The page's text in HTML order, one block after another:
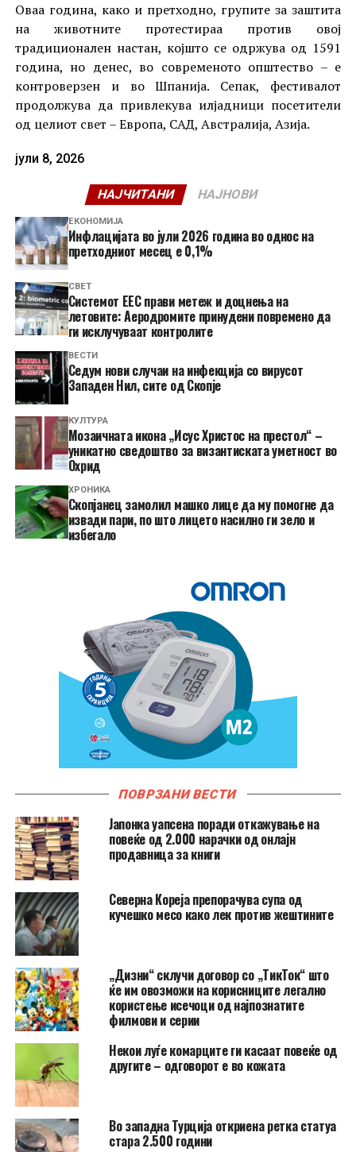
Оваа година, како и претходно, групите за заштита
на животните протестираа против овој
традиционален настан, којшто се одржува од 1591
година, но денес, во современото општество – е
контроверзен и во Шпанија. Сепак, фестивалот
продолжува да привлекува илјадници посетители
од целиот свет – Европа, САД, Австралија, Азија.
јули 8, 2026
НАЈЧИТАНИ НАЈНОВИ
ЕКОНОМИЈА
Инфлацијата во јули 2026 година во однос на
претходниот месец е 0,1%
СВЕТ
Системот ЕЕС прави метеж и доцнења на
летовите: Аеродромите принудени повремено да
ги исклучуваат контролите
ВЕСТИ
Седум нови случаи на инфекција со вирусот
Западен Нил, сите од Скопје
КУЛТУРА
Мозаичната икона „Исус Христос на престол“ –
уникатно сведоштво за византиската уметност во
Охрид
ХРОНИКА
Скопјанец замолил машко лице да му помогне да
извади пари, по што лицето насилно ги зело и
избегало
ПОВРЗАНИ ВЕСТИ
Јапонка уапсена поради откажување на
повеќе од 2.000 нарачки од онлајн
продавница за книги
Северна Кореја препорачува супа од
кучешко месо како лек против жештините
„Дизни“ склучи договор со „ТикТок“ што
ќе им овозможи на корисниците легално
користење исечоци од најпознатите
филмови и серии
Hекои луѓе комарците ги касаат повеќе од
другите – одговорот е во кожата
Во западна Турција откриена ретка статуа
стара 2.500 години